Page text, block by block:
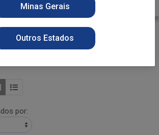
SNOB FOLHA SIMPLES
por:
Minas Gerais
Outros Estados